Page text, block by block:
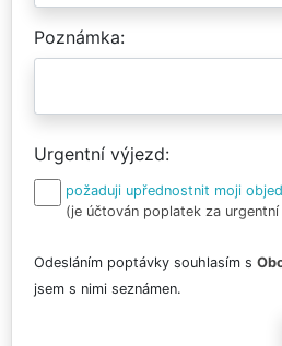
Poznámka
Urgentní výjezd
požaduji upřednostnit moji
(je účtován poplatek za
Odesláním poptávky souhlasím s
jsem s nimi seznámen.